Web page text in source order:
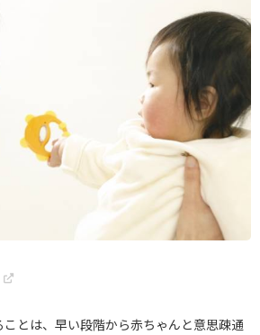
とは、早い段階から赤ちゃんと意思疎通